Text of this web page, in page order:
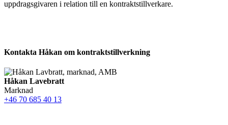
uppdragsgivaren i relation till en kontraktstillverkare.
Kontakta Håkan om kontraktstillverkning
Håkan Lavebratt
Marknad
+46 70 685 40 13